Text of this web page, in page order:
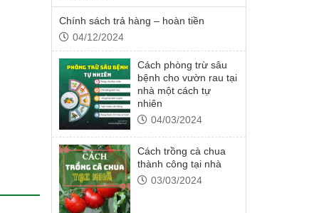
Chính sách trả hàng – hoàn tiền
04/12/2024
Cách phòng trừ sâu
bệnh cho vườn rau tại
nhà một cách tự
nhiên
04/03/2024
Cách trồng cà chua
thành công tại nhà
03/03/2024